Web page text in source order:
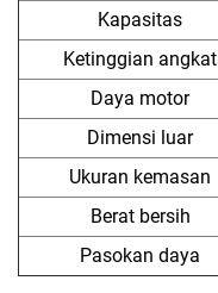
Kapasitas
Ketinggian angkat
Daya motor
Dimensi luar
Ukuran kemasan
Berat bersih
Pasokan daya